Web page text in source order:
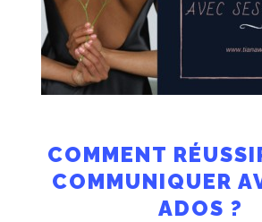
COMMENT
COMMUNIQUER
ADOS ?